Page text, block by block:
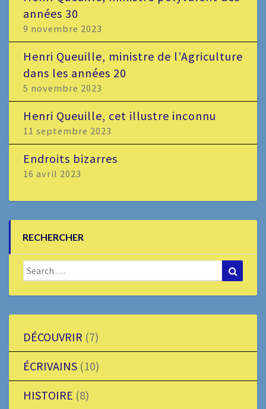
années 30
9 novembre 2023
Henri Queuille, ministre de l’Agriculture
dans les années 20
5 novembre 2023
Henri Queuille, cet illustre inconnu
11 septembre 2023
Endroits bizarres
16 avril 2023
RECHERCHER
Search
for:
DÉCOUVRIR (7)
ÉCRIVAINS (10)
HISTOIRE (8)